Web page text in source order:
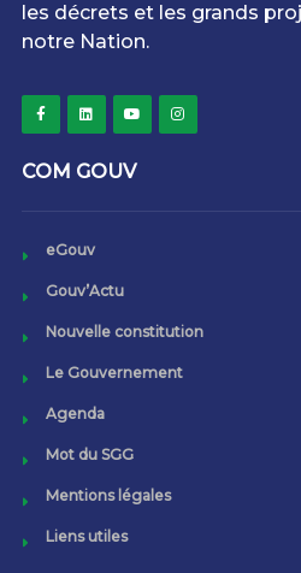
les décrets et les grands
notre Nation.
COM GOUV
eGouv
Gouv’Actu
Nouvelle constitution
Le Gouvernement
Agenda
Mot du SGG
Mentions légales
Liens utiles